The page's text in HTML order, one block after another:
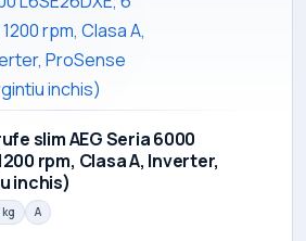
slim AEG Seria 6000
rpm, Clasa A, Inverter,
inchis)
A